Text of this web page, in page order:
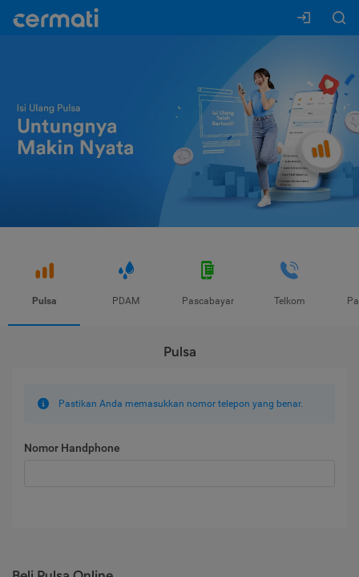
Pulsa PDAM Pascabayar Telkom
Pulsa
Pastikan Anda memasukkan nomor telepon yang benar.
Nomor Handphone